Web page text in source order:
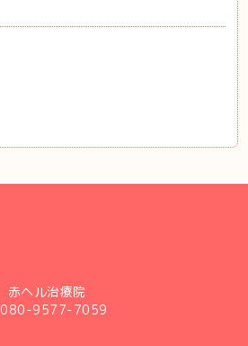
赤ヘル治療院
080-9577-7059